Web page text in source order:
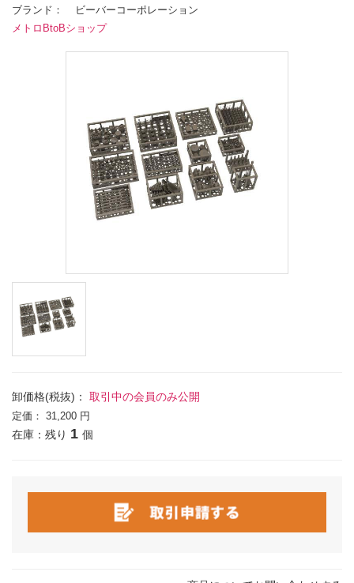
ブランド
ビーバーコーポレーション
メトロBtoBショップ
卸価格(税抜)： 取引中の会員のみ公開
定価： 31,200 円
在庫：残り 1 個